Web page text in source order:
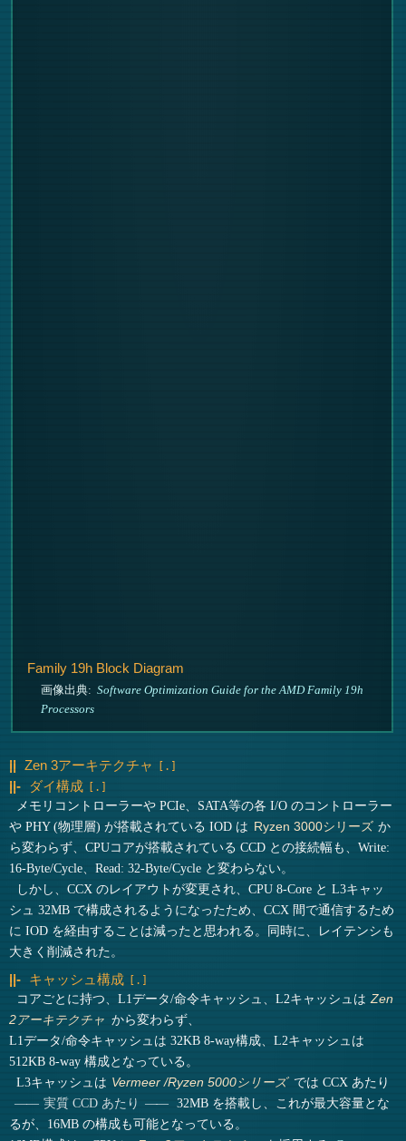
Family 19h Block Diagram
画像出典: Software Optimization Guide for the AMD Family 19h
Processors
Zen 3アーキテクチャ
ダイ構成
メモリコントローラーや PCIe、SATA等の各 I/O のコントローラー
や PHY (物理層) が搭載されている IOD は Ryzen 3000シリーズ か
ら変わらず、CPUコアが搭載されている CCD との接続幅も、Write:
16-Byte/Cycle、Read: 32-Byte/Cycle と変わらない。
しかし、CCX のレイアウトが変更され、CPU 8-Core と L3キャッ
シュ 32MB で構成されるようになったため、CCX 間で通信するため
に IOD を経由することは減ったと思われる。同時に、レイテンシも
大きく削減された。
キャッシュ構成
コアごとに持つ、L1データ/命令キャッシュ、L2キャッシュは Zen
2アーキテクチャ から変わらず、
L1データ/命令キャッシュは 32KB 8-way構成、L2キャッシュは
512KB 8-way 構成となっている。
L3キャッシュは Vermeer /Ryzen 5000シリーズ では CCX あたり
実質 CCD あたり
32MB を搭載し、これが最大容量とな
るが、16MB の構成も可能となっている。